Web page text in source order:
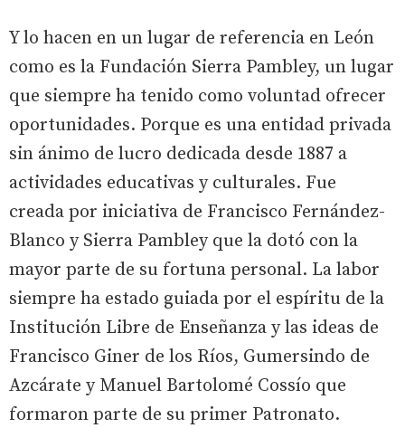
Y lo hacen en un lugar de referencia en León
como es la Fundación Sierra Pambley, un lugar
que siempre ha tenido como voluntad ofrecer
oportunidades. Porque es una entidad privada
sin ánimo de lucro dedicada desde 1887 a
actividades educativas y culturales. Fue
creada por iniciativa de Francisco Fernández-
Blanco y Sierra Pambley que la dotó con la
mayor parte de su fortuna personal. La labor
siempre ha estado guiada por el espíritu de la
Institución Libre de Enseñanza y las ideas de
Francisco Giner de los Ríos, Gumersindo de
Azcárate y Manuel Bartolomé Cossío que
formaron parte de su primer Patronato.